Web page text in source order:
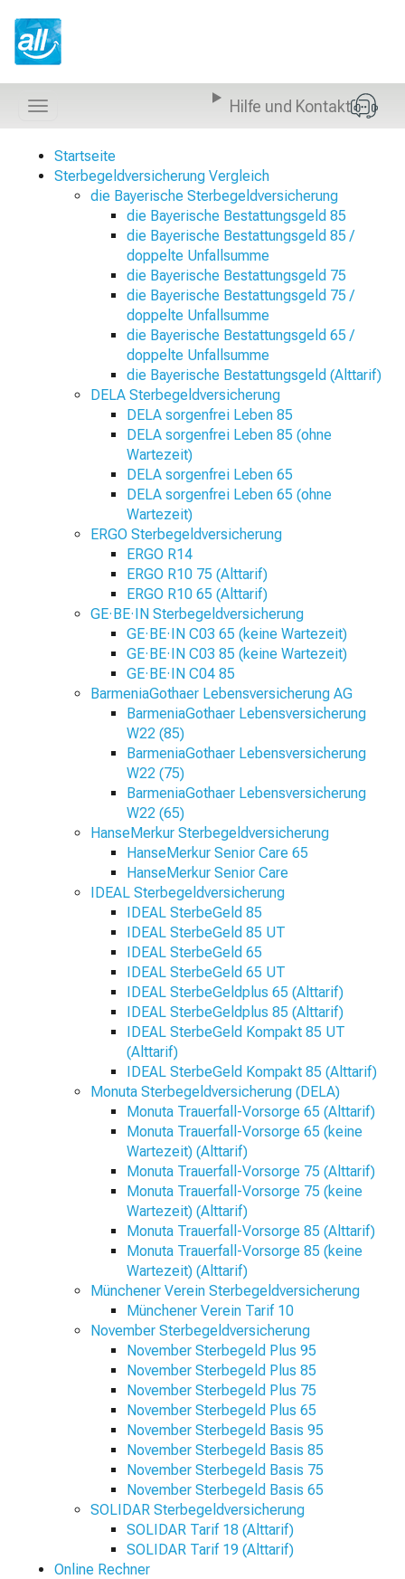
n
a
Navigation
anzeigen
Hilfe und Kontakt
Startseite
Sterbegeldversicherung Vergleich
die Bayerische Sterbegeldversicherung
die Bayerische Bestattungsgeld 85
die Bayerische Bestattungsgeld 85 /
doppelte Unfallsumme
die Bayerische Bestattungsgeld 75
die Bayerische Bestattungsgeld 75 /
doppelte Unfallsumme
die Bayerische Bestattungsgeld 65 /
doppelte Unfallsumme
die Bayerische Bestattungsgeld (Alttarif)
DELA Sterbegeldversicherung
DELA sorgenfrei Leben 85
DELA sorgenfrei Leben 85 (ohne
Wartezeit)
DELA sorgenfrei Leben 65
DELA sorgenfrei Leben 65 (ohne
Wartezeit)
ERGO Sterbegeldversicherung
ERGO R14
ERGO R10 75 (Alttarif)
ERGO R10 65 (Alttarif)
GE·BE·IN Sterbegeldversicherung
GE·BE·IN C03 65 (keine Wartezeit)
GE·BE·IN C03 85 (keine Wartezeit)
GE·BE·IN C04 85
BarmeniaGothaer Lebensversicherung AG
BarmeniaGothaer Lebensversicherung
W22 (85)
BarmeniaGothaer Lebensversicherung
W22 (75)
BarmeniaGothaer Lebensversicherung
W22 (65)
HanseMerkur Sterbegeldversicherung
HanseMerkur Senior Care 65
HanseMerkur Senior Care
IDEAL Sterbegeldversicherung
IDEAL SterbeGeld 85
IDEAL SterbeGeld 85 UT
IDEAL SterbeGeld 65
IDEAL SterbeGeld 65 UT
IDEAL SterbeGeldplus 65 (Alttarif)
IDEAL SterbeGeldplus 85 (Alttarif)
IDEAL SterbeGeld Kompakt 85 UT
(Alttarif)
IDEAL SterbeGeld Kompakt 85 (Alttarif)
Monuta Sterbegeldversicherung (DELA)
Monuta Trauerfall-Vorsorge 65 (Alttarif)
Monuta Trauerfall-Vorsorge 65 (keine
Wartezeit) (Alttarif)
Monuta Trauerfall-Vorsorge 75 (Alttarif)
Monuta Trauerfall-Vorsorge 75 (keine
Wartezeit) (Alttarif)
Monuta Trauerfall-Vorsorge 85 (Alttarif)
Monuta Trauerfall-Vorsorge 85 (keine
Wartezeit) (Alttarif)
Münchener Verein Sterbegeldversicherung
Münchener Verein Tarif 10
November Sterbegeldversicherung
November Sterbegeld Plus 95
November Sterbegeld Plus 85
November Sterbegeld Plus 75
November Sterbegeld Plus 65
November Sterbegeld Basis 95
November Sterbegeld Basis 85
November Sterbegeld Basis 75
November Sterbegeld Basis 65
SOLIDAR Sterbegeldversicherung
SOLIDAR Tarif 18 (Alttarif)
SOLIDAR Tarif 19 (Alttarif)
Online Rechner